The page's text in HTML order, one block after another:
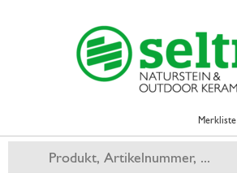
Merkliste